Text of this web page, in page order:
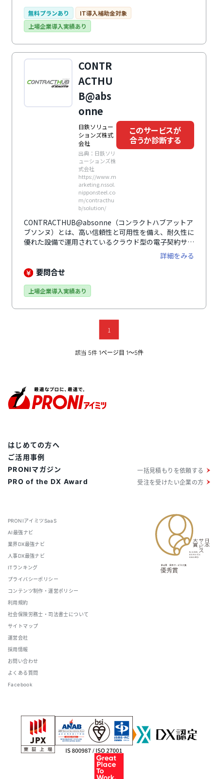
契約も登録できます。そのため既存契約の一元管理がで
き、検索機能も備わっているので、必要な書類をすぐに
用意できます。実印版や認印版で契約締結した保管文書
にはタイムスタンプが付与されるので、書面の原本性が
保証されます。IPアドレスを制限でき、通信の暗号化に
より機密保持されるので、セキュリティ面でも安心して
無料プランあり
IT導入補助金対象
上場企業導入実績あり
CONTR
ACTHU
B@abs
onne
日鉄ソリュー
ションズ株式
会社
出典：日鉄ソリ
ューションズ株
式会社
https://www.m
arketing.nssol.
nipponsteel.co
m/contracthu
b/solution/
このサービスが
合うか診断する
CONTRACTHUB@absonne（コンラクトハブアットア
ブソンヌ）とは、高い信頼性と可用性を備え、耐久性に
優れた設備で運用されているクラウド型の電子契約サー
ビスです。グループ企業内や親子会社間など同一企業間
で繰り返し取引を行う場合や請負契約や不動産関連の契
約などの印紙税が必要な契約では、電子契約を行うこと
ウド型なのでインターネットが繋がる環境であれば外出
宅勤務にも適しています。また、日付や取引先名での検
索ができるので契約書を探す手間が省けます。電子デー
タでの保存なので長期保存の際でも場所を取らず、管理
が容易に行えます。災害時でも複数の原本を保管してい
るので安心して利用できます。
詳細をみる
要問合せ
上場企業導入実績あり
1
該当 5件 1ページ目 1〜5件
PRONIアイミツSaaS
AI最強ナビ
業界DX最強ナビ
人事DX最強ナビ
ITランキング
プライバシーポリシー
コンテンツ制作・運営ポリシー
利用規約
社会保険労務士・司法書士について
サイトマップ
運営会社
採用情報
お問い合わせ
よくある質問
Facebook
はじめての方へ
ご活用事例
PRONIマガジン
PRO of the DX Award
一括見積もりを依頼する
受注を受けたい企業の方